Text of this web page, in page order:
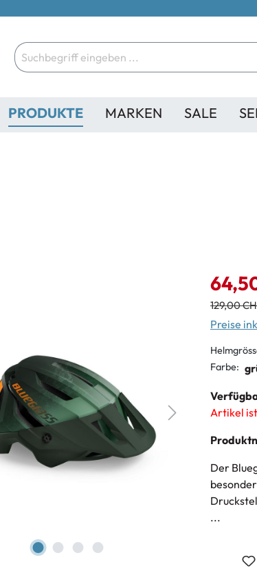
PRODUKTE MARKEN SALE
129,00
Preise
Farbe:
Artikel
Der
...